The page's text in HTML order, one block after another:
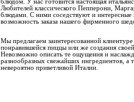
Любителей классического Пепперони,
блюдами. С ними соседствуют и
возможность заказа нашего фирменного
Мы предлагаем заинтересованной
понравившейся пиццы или же создания
Невозможно описать те ощущения и
разнообразных свежайших ингредиентов, а
невероятно приветливой Италии.